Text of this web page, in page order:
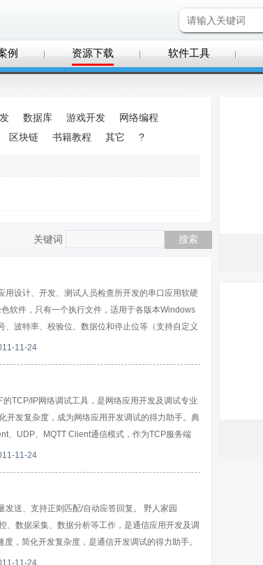
例 资源下载 软件工具
数据库 游戏开发
网络编程
区块链 书籍教程 其它 ?
关键词
设计、开发、测试人员检查所开发的串口应用软硬
软件，只有一个执行文件，适用于各版本Windows
波特率、校验位、数据位和停止位等（支持自定义
支持ASCII/Hex两种模式的数据收发，发送和接收
以保存预定义指令/数据序列，随时通过工具面板
图定位
11-24
TCP/IP网络调试工具，是网络应用开发及调试专业
开发复杂度，成为网络应用开发调试的得力助手。典
、UDP、MQTT Client通信模式，作为TCP服务端
种模式的数据收发，发送和接收的数据可以在十六
，任何时候都可以通过工具面板发送预定义的指令
11-24
送、支持正则匹配/自动应答回复。 野人家园
数据采集、数据分析等工作，是通信应用开发及调
，简化开发复杂度，是通信开发调试的得力助手。
软dotNet框架支持，支持一台PC同时启动多个通
11-24